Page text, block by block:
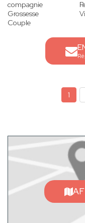
compagnie
Grossesse
Couple
1